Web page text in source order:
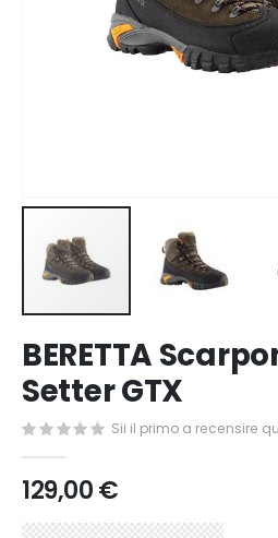
all'inizio
della
galleria
di
immagini
BERETTA
Setter GTX
Sii il primo a recensire
129,00 €